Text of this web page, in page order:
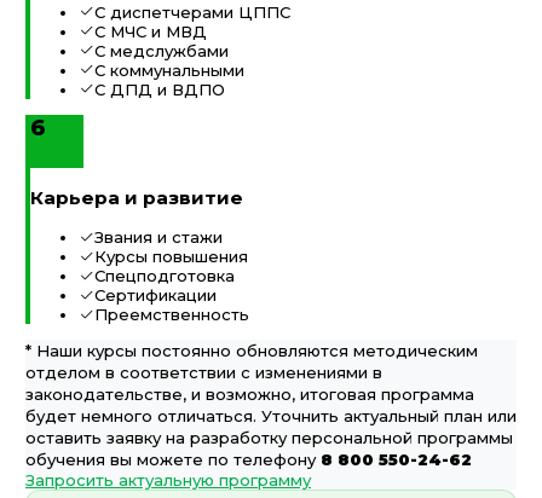
С диспетчерами ЦППС
С МЧС и МВД
С медслужбами
С коммунальными
С ДПД и ВДПО
6
Карьера и развитие
Звания и стажи
Курсы повышения
Спецподготовка
Сертификации
Преемственность
* Наши курсы постоянно обновляются методическим
отделом в соответствии с изменениями в
законодательстве, и возможно, итоговая программа
будет немного отличаться. Уточнить актуальный план или
оставить заявку на разработку персональной программы
обучения вы можете по телефону 8 800 550-24-62
Запросить актуальную программу